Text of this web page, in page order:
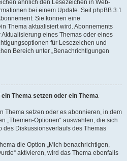
ähnlich den Lesezeichen in Web-
bei einem Update. Seit phpBB 3.1
Sie können eine
Thema aktualisiert wird. Abonnements
eines Themas oder eines
für Lesezeichen und
Bereich unter „Benachrichtigungen
Thema setzen oder ein Thema
Thema setzen oder es abonnieren, in dem
„Themen-Optionen“ auswählen, die sich
Diskussionsverlaufs des Themas
die Option „Mich benachrichtigen,
aktivieren, wird das Thema ebenfalls